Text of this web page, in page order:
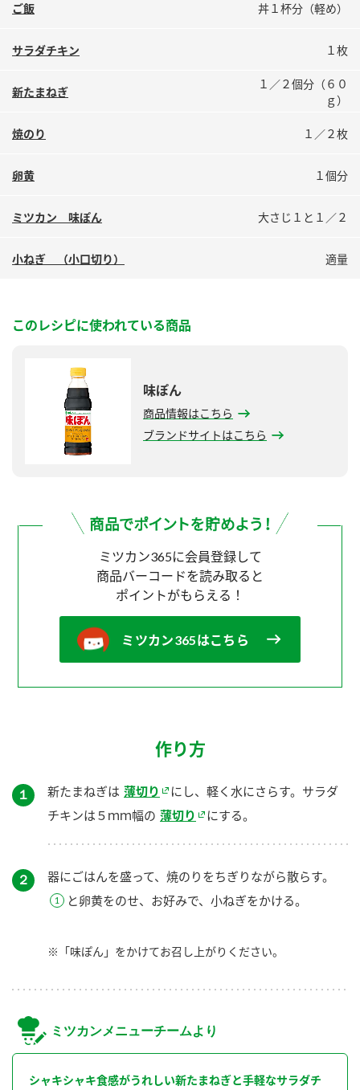
ミツカンのCM
検索
業務用サイト ミツカングループについて 製造所固有記号一覧
ご飯 丼１杯分（軽め）
サラダチキン １枚
新たまねぎ
１／２個分（６０
ｇ）
焼のり １／２枚
卵黄 １個分
ミツカン 味ぽん 大さじ１と１／２
小ねぎ （小口切り） 適量
このレシピに使われている商品
味ぽん
商品情報はこちら
ブランドサイトはこちら
ミツカン365に会員登録して
商品バーコードを読み取ると
ポイントがもらえる！
ミツカン365はこちら
作り方
１ 新たまねぎは 薄切り
にし、軽く水にさらす。サラダ
チキンは５ｍｍ幅の 薄切り にする。
２
器にごはんを盛って、焼のりをちぎりながら散らす。
と卵黄をのせ、お好みで、小ねぎをかける。
※「味ぽん」をかけてお召し上がりください。
ミツカンメニューチームより
シャキシャキ食感がうれしい新たまねぎと手軽なサラダチ